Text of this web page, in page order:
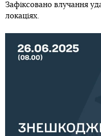
Зафіксовано влучання
локаціях.